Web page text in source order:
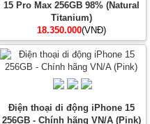
15 Pro Max 256GB 98% (Natural
Titanium)
18.350.000(VNĐ)
Điện thoại di động iPhone 15
256GB - Chính hãng VN/A (Pink)